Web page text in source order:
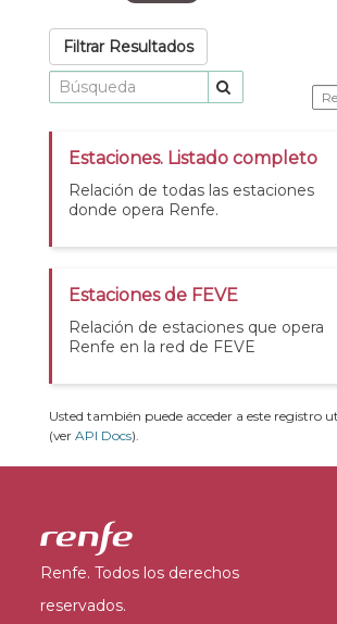
Filtrar Resultados
Estaciones. Listado completo
Relación de todas las estaciones
donde opera Renfe.
Estaciones de FEVE
Relación de estaciones que opera
Renfe en la red de FEVE
Usted también puede acceder a este registro
(ver API Docs).
Renfe. Todos los derechos
reservados.